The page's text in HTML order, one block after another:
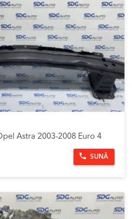
Astra 2003-2008 Euro 4
SUNĂ